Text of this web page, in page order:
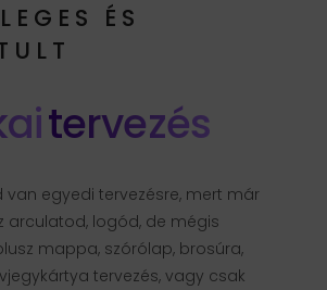
ÉS
tervezés
van egyedi tervezésre, mert már
arculatod, logód, de mégis
mappa, szórólap, brosúra,
tervezés, vagy csak